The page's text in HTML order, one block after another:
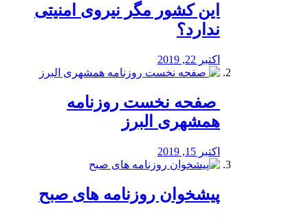
این کشور مگر نیروی امنیتی
ندارد؟
اکتبر 22, 2019
️ صفحه نخست روزنامه‌
همشهری البرز
اکتبر 15, 2019
پیشخوان روزنامه های صبح